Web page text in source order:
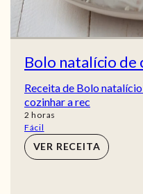
Bolo natalício de
Receita de Bolo
cozinhar a rec
2 horas
horas
Fácil
VER RECEITA